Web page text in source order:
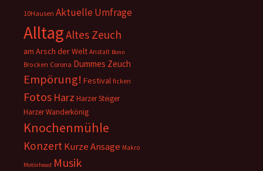
10Hausen Aktuelle Umfrage
AlltagAltes Zeuch
am Arsch der Welt Anstalt Bonn
Brocken Corona Dummes Zeuch
Empörung! Festival ficken
Fotos Harz Harzer Steiger
Harzer Wanderkönig
Knochenmühle
Konzert Kurze Ansage Makro
Motörhead Musik